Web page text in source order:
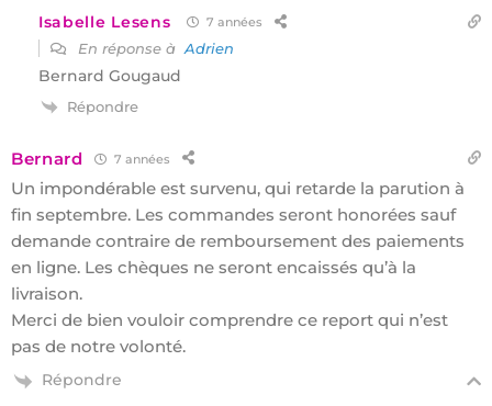
Isabelle Lesens 7 années
En réponse à Adrien
Bernard Gougaud
Répondre
Bernard 7 années
Un impondérable est survenu, qui retarde la parution à
fin septembre. Les commandes seront honorées sauf
demande contraire de remboursement des paiements
en ligne. Les chèques ne seront encaissés qu’à la
livraison.
Merci de bien vouloir comprendre ce report qui n’est
pas de notre volonté.
Répondre